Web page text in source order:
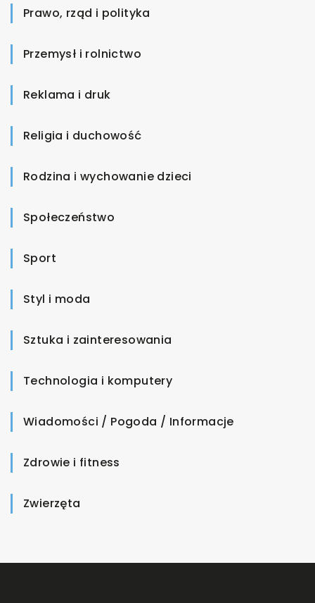
Prawo, rząd i polityka
Przemysł i rolnictwo
Reklama i druk
Religia i duchowość
Rodzina i wychowanie dzieci
Społeczeństwo
Sport
Styl i moda
Sztuka i zainteresowania
Technologia i komputery
Wiadomości / Pogoda / Informacje
Zdrowie i fitness
Zwierzęta